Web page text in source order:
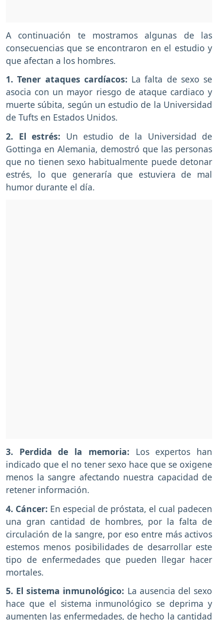
A continuación te mostramos algunas de las
consecuencias que se encontraron en el estudio y
que afectan a los hombres.
1. Tener ataques cardíacos: La falta de sexo se
asocia con un mayor riesgo de ataque cardiaco y
muerte súbita, según un estudio de la Universidad
de Tufts en Estados Unidos.
2. El estrés: Un estudio de la Universidad de
Gottinga en Alemania, demostró que las personas
que no tienen sexo habitualmente puede detonar
estrés, lo que generaría que estuviera de mal
humor durante el día.
3. Perdida de la memoria: Los expertos han
indicado que el no tener sexo hace que se oxigene
menos la sangre afectando nuestra capacidad de
retener información.
4. Cáncer: En especial de próstata, el cual padecen
una gran cantidad de hombres, por la falta de
circulación de la sangre, por eso entre más activos
estemos menos posibilidades de desarrollar este
tipo de enfermedades que pueden llegar hacer
mortales.
5. El sistema inmunológico: La ausencia del sexo
hace que el sistema inmunológico se deprima y
aumenten las enfermedades, de hecho la cantidad